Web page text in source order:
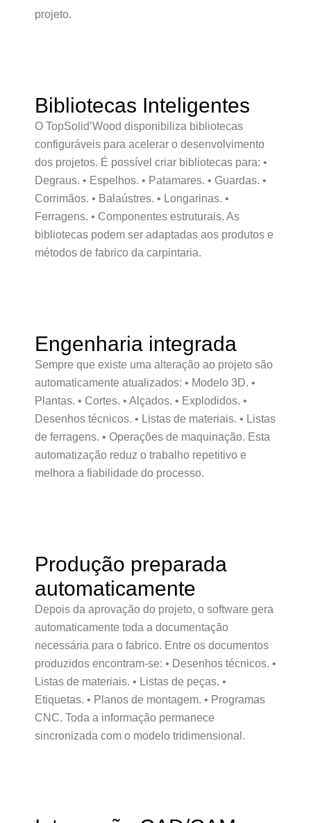
projeto.
Bibliotecas Inteligentes
O TopSolid’Wood disponibiliza bibliotecas
configuráveis para acelerar o desenvolvimento
dos projetos. É possível criar bibliotecas para: •
Degraus. • Espelhos. • Patamares. • Guardas. •
Corrimãos. • Balaústres. • Longarinas. •
Ferragens. • Componentes estruturais. As
bibliotecas podem ser adaptadas aos produtos e
métodos de fabrico da carpintaria.
Engenharia integrada
Sempre que existe uma alteração ao projeto são
automaticamente atualizados: • Modelo 3D. •
Plantas. • Cortes. • Alçados. • Explodidos. •
Desenhos técnicos. • Listas de materiais. • Listas
de ferragens. • Operações de maquinação. Esta
automatização reduz o trabalho repetitivo e
melhora a fiabilidade do processo.
Produção preparada
automaticamente
Depois da aprovação do projeto, o software gera
automaticamente toda a documentação
necessária para o fabrico. Entre os documentos
produzidos encontram-se: • Desenhos técnicos. •
Listas de materiais. • Listas de peças. •
Etiquetas. • Planos de montagem. • Programas
CNC. Toda a informação permanece
sincronizada com o modelo tridimensional.